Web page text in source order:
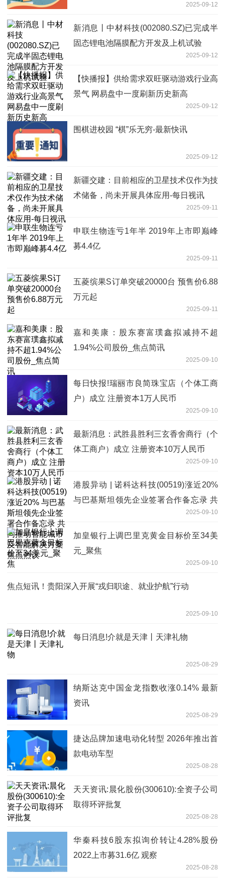
2025-09-12
新消息丨中材科技(002080.SZ)已完成半
固态锂电池隔膜配方开发及上机试验
2025-09-12
【快播报】供给需求双旺驱动游戏行业高
景气 网易盘中一度刷新历史新高
2025-09-12
围棋进校园 “棋”乐无穷-最新快讯
2025-09-12
新疆交建：目前相应的卫星技术仅作为技
术储备，尚未开展具体应用-每日视讯
2025-09-11
申联生物连亏1年半 2019年上市即巅峰
募4.4亿
2025-09-11
五菱缤果S订单突破20000台 预售价6.88
万元起
2025-09-11
嘉和美康：股东赛富璞鑫拟减持不超
1.94%公司股份_焦点简讯
2025-09-10
每日快报!瑞丽市良简珠宝店（个体工商
户）成立 注册资本1万人民币
2025-09-10
最新消息：武胜县胜利三玄香舍商行（个
体工商户）成立 注册资本10万人民币
2025-09-10
港股异动 | 诺科达科技(00519)涨近20%
与巴基斯坦领先企业签署合作备忘录 共
同推动智能城市及智能解决方案 焦点热
议
2025-09-10
加皇银行上调巴里克黄金目标价至34美
元_聚焦
2025-09-10
焦点短讯！贵阳深入开展“戎归职途、就业护航”行动
2025-09-10
每日消息!介就是天津丨天津礼物
2025-08-29
纳斯达克中国金龙指数收涨0.14% 最新
资讯
2025-08-29
捷达品牌加速电动化转型 2026年推出首
款电动车型
2025-08-28
天天资讯:晨化股份(300610):全资子公司
取得环评批复
2025-08-28
华秦科技6股东拟询价转让4.28%股份
2022上市募31.6亿 观察
2025-08-28